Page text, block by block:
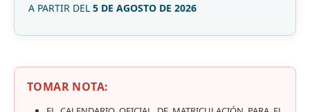
A PARTIR DEL 5 DE AGOSTO DE 2026
TOMAR NOTA: